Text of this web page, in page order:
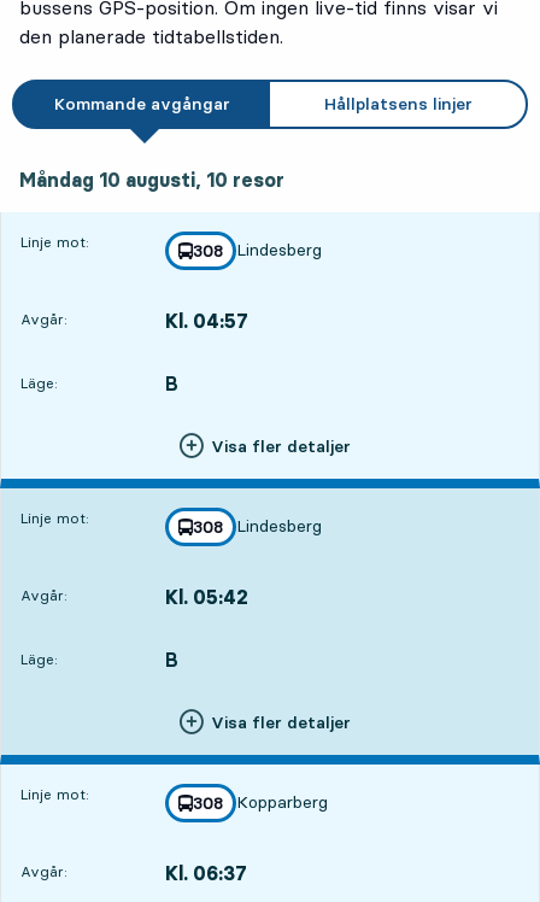
bussens GPS-position. Om ingen live-tid finns visar vi
den planerade tidtabellstiden.
Kommande avgångar Hållplatsens linjer
Måndag 10 augusti, 10 resor
Linje mot: linje
308
mot
Lindesberg
,
Avgår: Kl. 04:57
Läge:
LÄGE, B
,
Visa fler detaljer
Linje mot: linje
308
mot
Lindesberg
,
Avgår: Kl. 05:42
Läge:
LÄGE, B
,
Visa fler detaljer
Linje mot: linje
308
mot
Kopparberg
,
Avgår: Kl. 06:37